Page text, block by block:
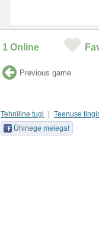
1 Online
Previous game
Tehniline tugi Teenuse
Ühinege meiega!